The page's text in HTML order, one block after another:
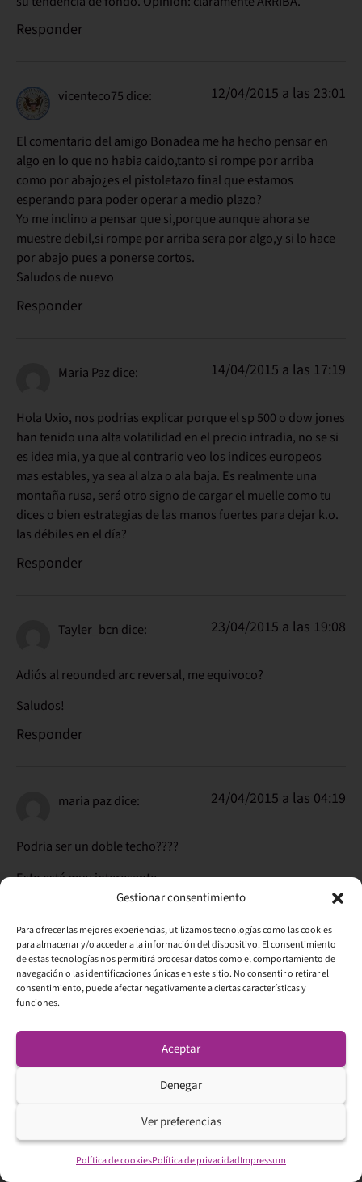
Gestionar consentimiento
Para ofrecer las mejores experiencias, utilizamos tecnologías como las cookies
para almacenar y/o acceder a la información del dispositivo. El consentimiento
de estas tecnologías nos permitirá procesar datos como el comportamiento de
navegación o las identificaciones únicas en este sitio. No consentir o retirar el
consentimiento, puede afectar negativamente a ciertas características y
funciones.
Aceptar
Denegar
Ver preferencias
Política de cookiesPolítica de privacidadImpressum
Responder
vicenteco75 dice: 12/04/2015 a las 23:01
El comentario del amigo Bonadea me ha hecho pensar en
algo en lo que no habia caido,tanto si rompe por arriba
como por abajo¿es el pistoletazo final que estamos
esperando para poder operar a medio plazo?
Yo me inclino a pensar que si,porque aunque ahora se
muestre debil,si rompe por arriba sera por algo,y si lo hace
por abajo pues a ponerse cortos.
Saludos de nuevo
Responder
Maria Pazdice: 14/04/2015 a las 17:19
Hola Uxio, nos podrias explicar porque el sp 500 o dow jones
han tenido una alta volatilidad en el precio intradia, no se si
es idea mia, ya que al contrario veo los indices europeos
mas estables, ya sea al alza o ala baja. Es realmente una
montaña rusa, será otro signo de cargar el muelle como tu
dices o bien estrategias de las manos fuertes para dejar k.o.
las débiles en el día?
Responder
Tayler_bcn dice: 23/04/2015 a las 19:08
Adiós al reounded arc reversal, me equivoco?
Saludos!
Responder
maria pazdice: 24/04/2015 a las 04:19
Podria ser un doble techo????
Esto está muy interesante
Uxío Fragadice: 07/05/2015 a las 21:38
mucho ¿verdad?
Responder
Deja una respuesta